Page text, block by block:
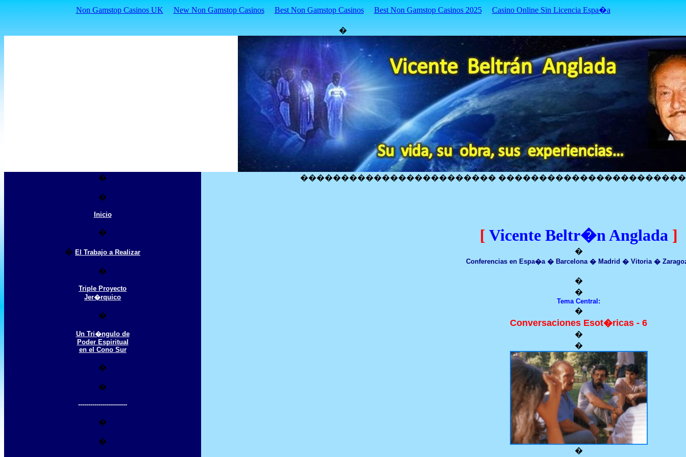
Non Gamstop Casinos UK New Non Gamstop Casinos Best Non Gamstop Casinos Best Non Gamstop Casinos 2025 Casino Online Sin Licencia Espa�a
�
�
�
Inicio
�
� El Trabajo a Realizar
�
Triple Proyecto
Jer�rquico
�
Un Tri�ngulo de
Poder Espiritual
en el Cono Sur
�
�
------------------------
�
�
������������������������
[ Vicente Beltr�n Anglada ]
�
Conferencias en Espa�a � Barcelona � Madrid � Vitoria �
�
�
Tema Central:
�
Conversaciones Esot�ricas - 6
�
�
�